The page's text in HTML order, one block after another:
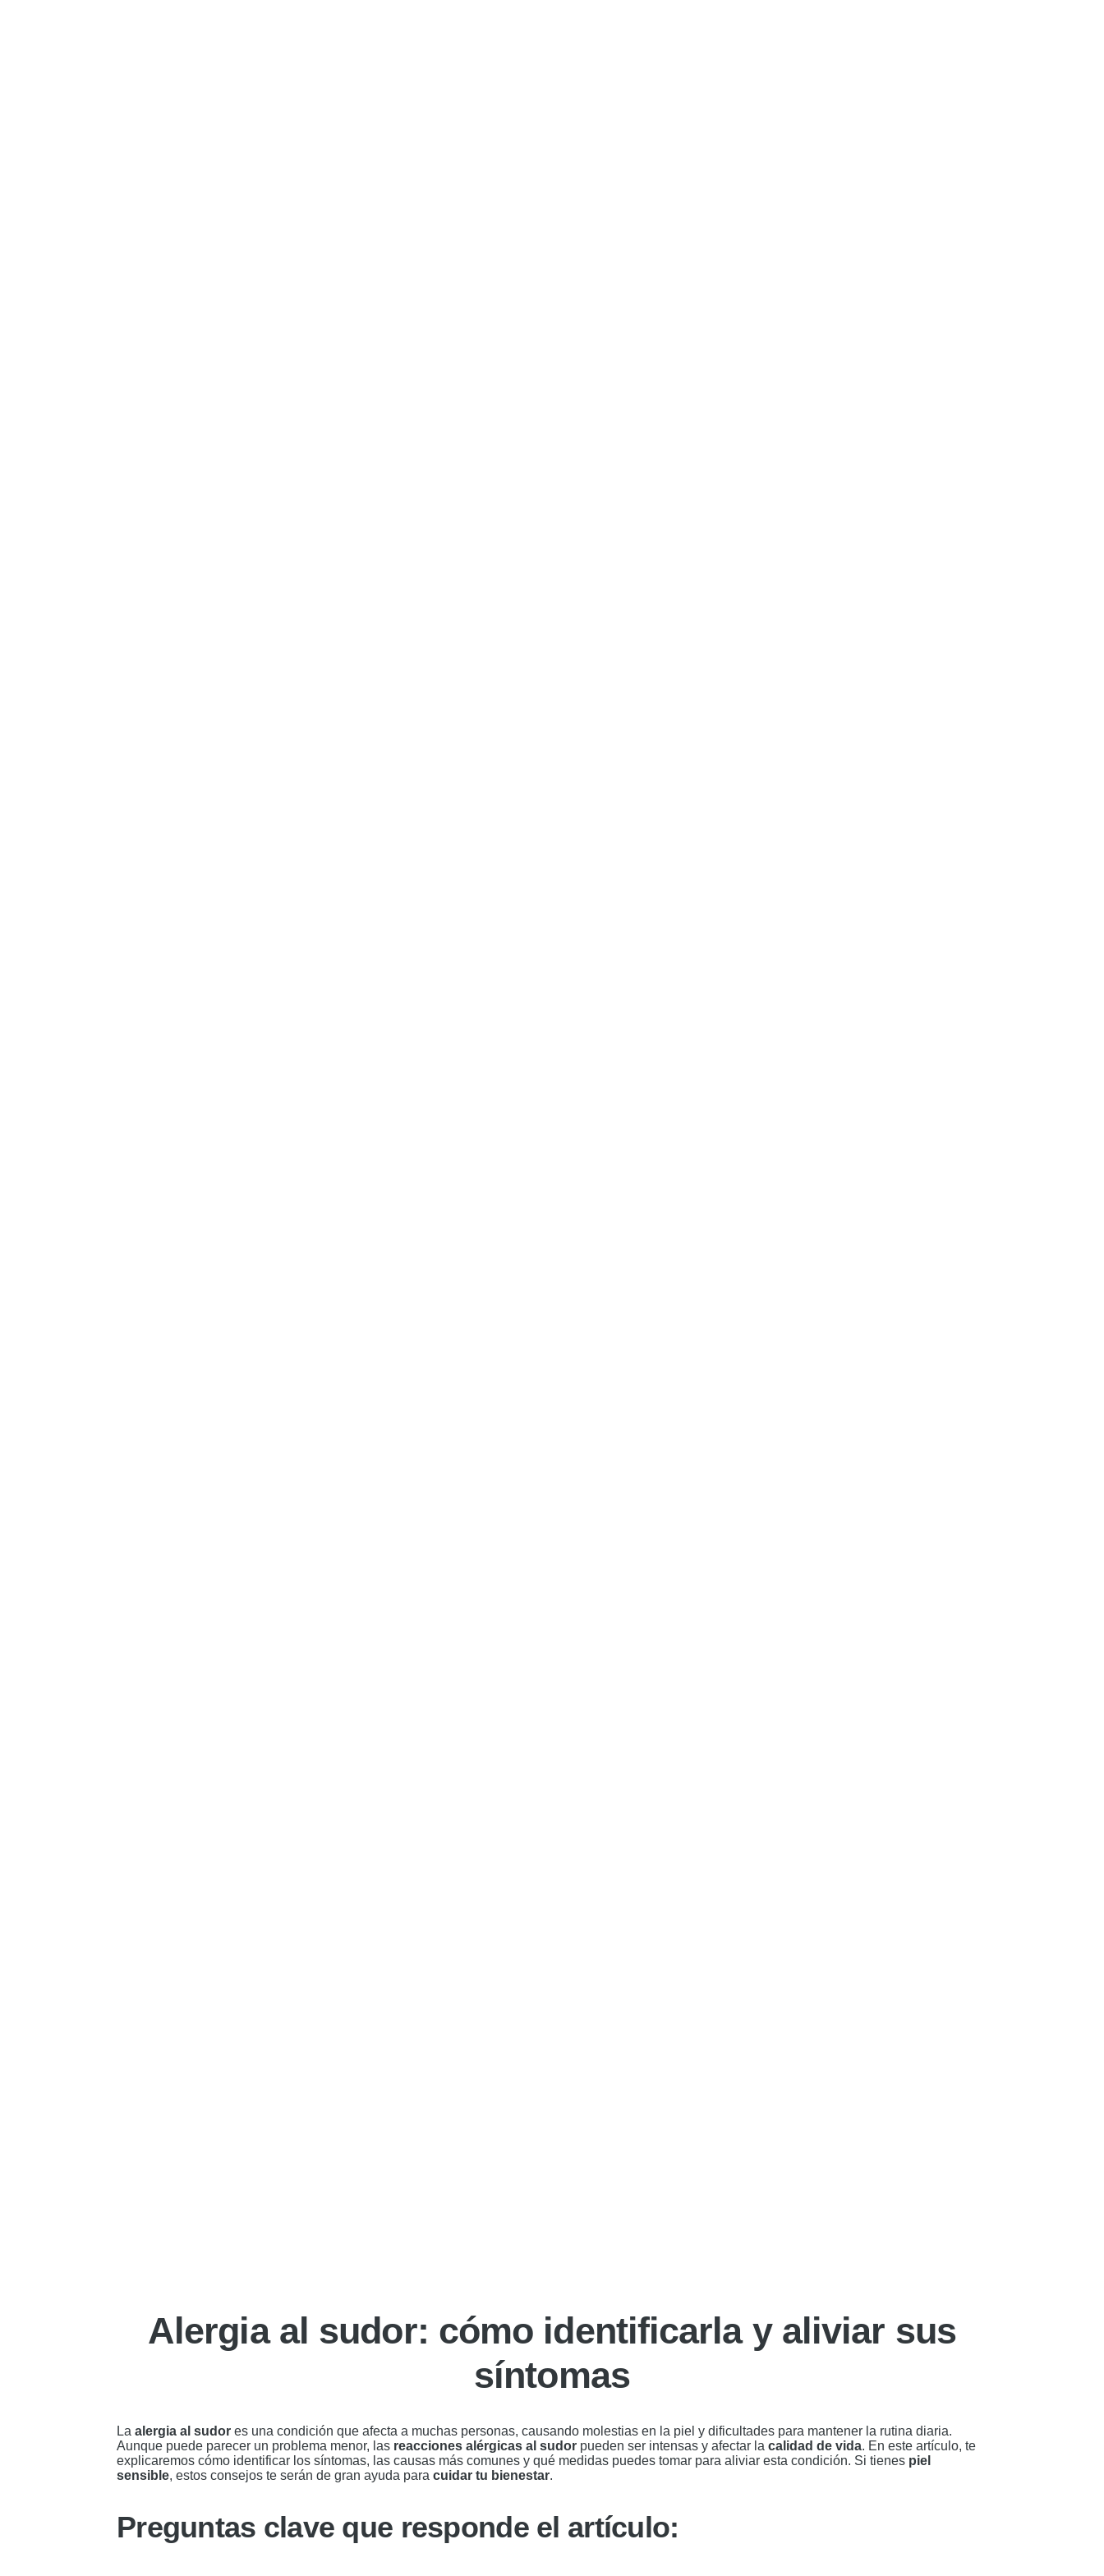
Alergia al sudor: cómo identificarla y aliviar sus
síntomas
La alergia al sudor es una condición que afecta a muchas personas, causando molestias en la piel y dificultades para mantener la rutina diaria.
Aunque puede parecer un problema menor, las reacciones alérgicas al sudor pueden ser intensas y afectar la calidad de vida. En este artículo, te
explicaremos cómo identificar los síntomas, las causas más comunes y qué medidas puedes tomar para aliviar esta condición. Si tienes piel
sensible, estos consejos te serán de gran ayuda para cuidar tu bienestar.
Preguntas clave que responde el artículo: